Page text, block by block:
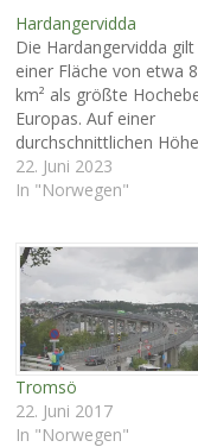
Hardangervidda
Die Hardangervidda
einer Fläche von etwa
km² als größte
Europas. Auf einer
durchschnittlichen Höhe
von 1200 - 1500 Metern
und dem 60.
Flüssen, Mooren und
felsigen Gebirgszügen.
22. Juni 2023
In "Norwegen"
Tromsö
22. Juni 2017
In "Norwegen"